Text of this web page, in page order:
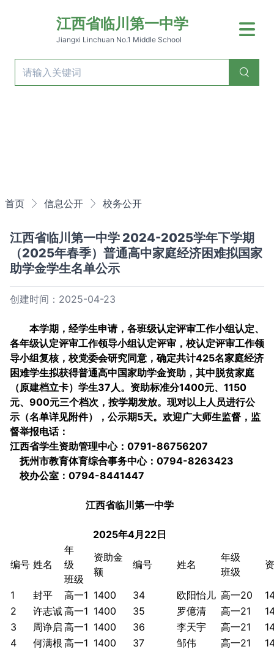
江西省临川第一中学
Jiangxi Linchuan No.1 Middle School
首页 信息公开 校务公开
江西省临川第一中学 2024-2025学年下学期
（2025年春季）普通高中家庭经济困难拟国家
助学金学生名单公示
创建时间：2025-04-23
本学期，经学生申请，各班级认定评审工作小组认定、
各年级认定评审工作领导小组认定评审，校认定评审工作领
导小组复核，校党委会研究同意，确定共计425名家庭经济
困难学生拟获得普通高中国家助学金资助，其中脱贫家庭
（原建档立卡）学生37人。资助标准分1400元、1150
元、900元三个档次，按学期发放。现对以上人员进行公
示（名单详见附件），公示期5天。欢迎广大师生监督，监
督举报电话：
江西省学生资助管理中心：0791-86756207
抚州市教育体育综合事务中心：0794-8263423
校办公室：0794-8441447
江西省临川第一中学
2025年4月22日
编号 姓名
年
级
班级
资助金
额
编号 姓名
年级
班级
1 封平 高一1 1400 34 欧阳怡儿 高一20
2
许志诚高一1 1400 35 罗億清 高一21
3
周诤启 高一1 1400 36 李天宇 高一21
4
何满根 高一1 1400 37 邹伟 高一21